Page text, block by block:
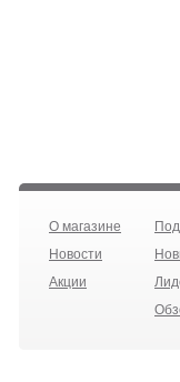
О магазине
Новости
Акции